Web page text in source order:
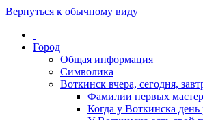
Вернуться к обычному виду
Город
Общая информация
Символика
Воткинск вчера, сегодня,
Фамилии первых
Когда у Воткинска